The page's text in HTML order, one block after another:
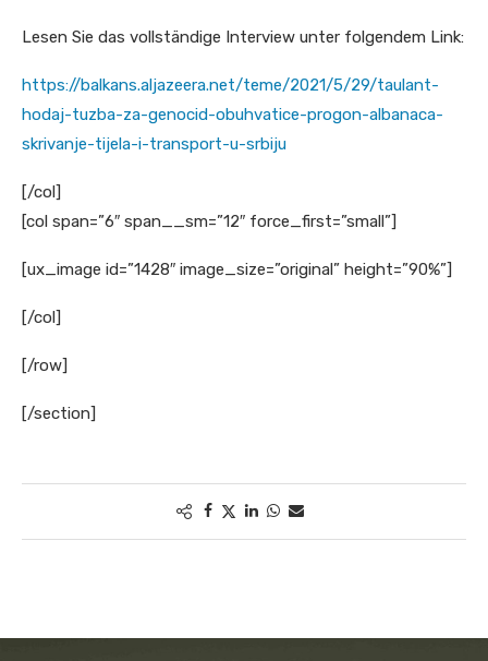
Lesen Sie das vollständige Interview unter folgendem Link:
https://balkans.aljazeera.net/teme/2021/5/29/taulant-
hodaj-tuzba-za-genocid-obuhvatice-progon-albanaca-
skrivanje-tijela-i-transport-u-srbiju
[/col]
[col span=”6″ span__sm=”12″ force_first=”small”]
[ux_image id=”1428″ image_size=”original” height=”90%”]
[/col]
[/row]
[/section]